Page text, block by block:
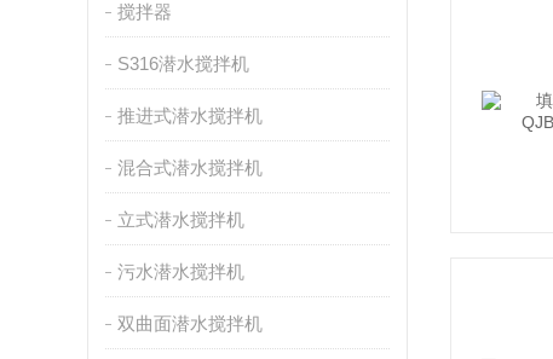
搅拌器
S316潜水搅拌机
推进式潜水搅拌机
混合式潜水搅拌机
立式潜水搅拌机
污水潜水搅拌机
双曲面潜水搅拌机